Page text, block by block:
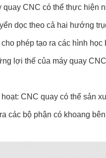
quay CNC có thể thực hiện
dọc theo cả hai hướng
cho phép tạo ra các hình
lợi thế của máy quay
hoạt: CNC quay có thể sản
các bộ phận có khoang